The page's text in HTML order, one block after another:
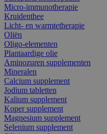
Micro-immunotherapie
Kruidenthee
Licht- en warmtetherapie
Oliën
Oligo-elementen
Plantaardige olie
Aminozuren supplementen
Mineralen
Calcium supplement
Jodium tabletten
Kalium supplement
Koper supplement
Magnesium supplement
Selenium supplement